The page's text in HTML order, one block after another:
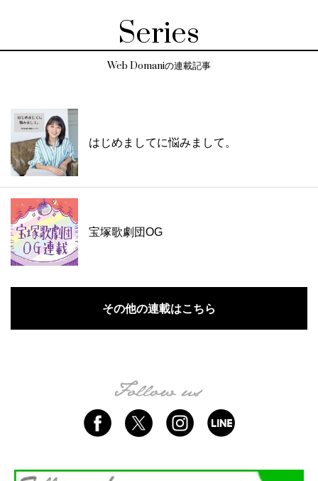
Series
Web Domaniの連載記事
はじめましてに悩みまして。
宝塚歌劇団OG
その他の連載はこちら